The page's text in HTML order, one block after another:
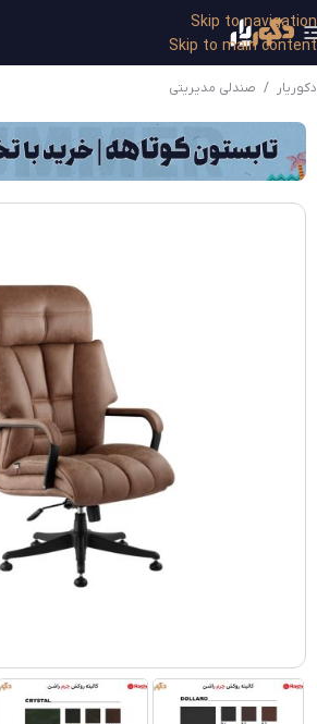
Skip to navigation
Skip to main content
دکوریار / صندلی مدیریتی